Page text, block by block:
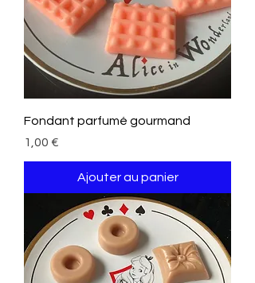
Fondant parfumé gourmand
Prix
1,00 €
Ajouter au panier